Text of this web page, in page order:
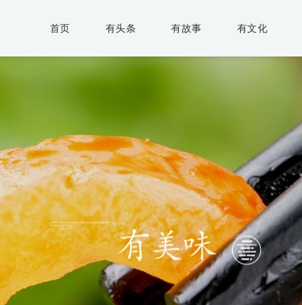
首页 有头条 有故事 有文化